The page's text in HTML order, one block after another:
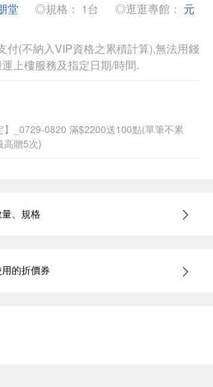
堂 ◎規格： 1台 ◎逛逛專館： 元
付(不納入VIP資格之累積計算),無法用錢
上樓服務及指定日期/時間.
】_0729-0820 滿$2200送100點(單筆不累
高贈5次)
、規格
的折價券